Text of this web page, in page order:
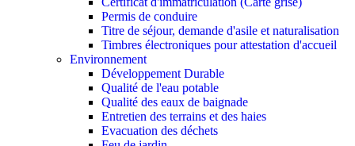
Permis de conduire
Titre de séjour, demande d'asile et naturalisation
Timbres électroniques pour attestation d'accueil
Environnement
Développement Durable
Qualité de l'eau potable
Qualité des eaux de baignade
Entretien des terrains et des haies
Evacuation des déchets